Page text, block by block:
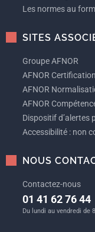
Les normes au
SITES
Groupe AFNOR
AFNOR Certification
AFNOR
AFNOR
Dispositif d’alertes
Accessibilité : non
NOUS
Contactez-nous
01 41 62 76 44
Du lundi au vendredi de